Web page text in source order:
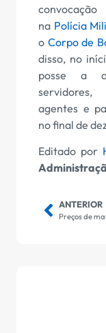
na Polícia
o Corpo de
disso, no
posse a
agentes e
no final de
Editado por
ANTERIOR